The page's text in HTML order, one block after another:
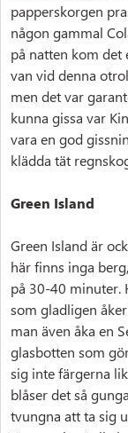
papperskorgen
någon gammal
på natten kom det
van vid denna
men det var
kunna gissa var
vara en god
klädda tät
Green Island
Green Island är
här finns inga
på 30-40 minuter.
som gladligen
man även åka en
glasbotten som
sig inte färgerna
blåser det så
tvungna att ta sig